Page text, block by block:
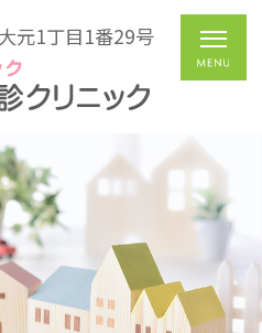
元1丁目1番29号